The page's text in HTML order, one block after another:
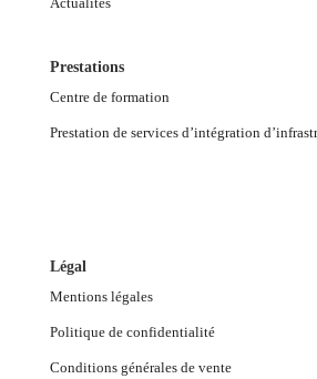
Prestations
Centre de formation
Prestation de services d’intégration
Légal
Mentions légales
Politique de confidentialité
Conditions générales de vente